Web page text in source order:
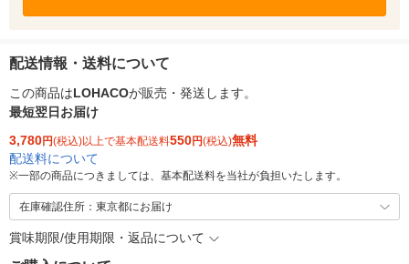
配送情報・送料について
この商品はLOHACOが販売・発送します。
最短翌日お届け
3,780円(税込)以上で基本配送料550円(税込)無料
配送料について
※一部の商品につきましては、基本配送料を当社が負担いたします。
在庫確認住所：東京都にお届け
賞味期限/使用期限・返品について